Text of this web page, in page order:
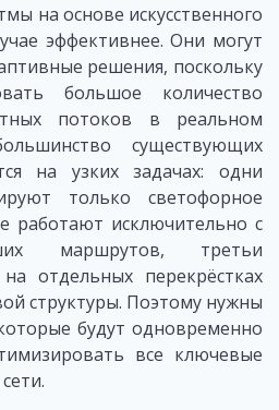
на основе искусственного
эффективнее. Они могут
решения, поскольку
большое количество
потоков в реальном
существующих
на узких задачах: одни
только светофорное
работают исключительно с
маршрутов, третьи
отдельных перекрёстках
структуры. Поэтому нужны
будут одновременно
все ключевые